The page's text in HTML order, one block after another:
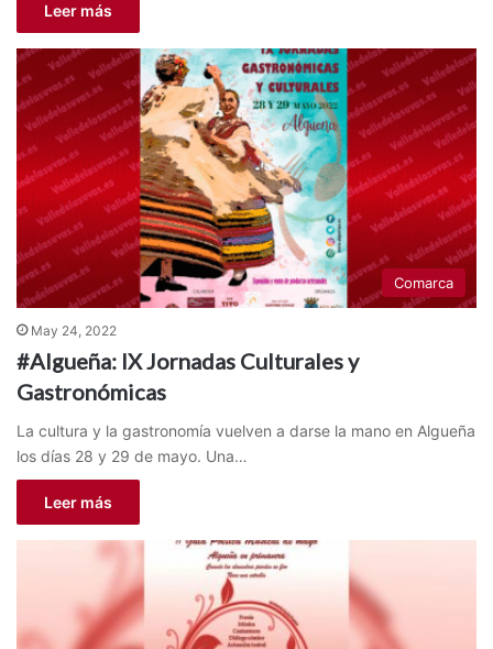
Leer más
Comarca
May 24, 2022
#Algueña: IX Jornadas Culturales y
Gastronómicas
La cultura y la gastronomía vuelven a darse la mano en Algueña
los días 28 y 29 de mayo. Una…
Leer más